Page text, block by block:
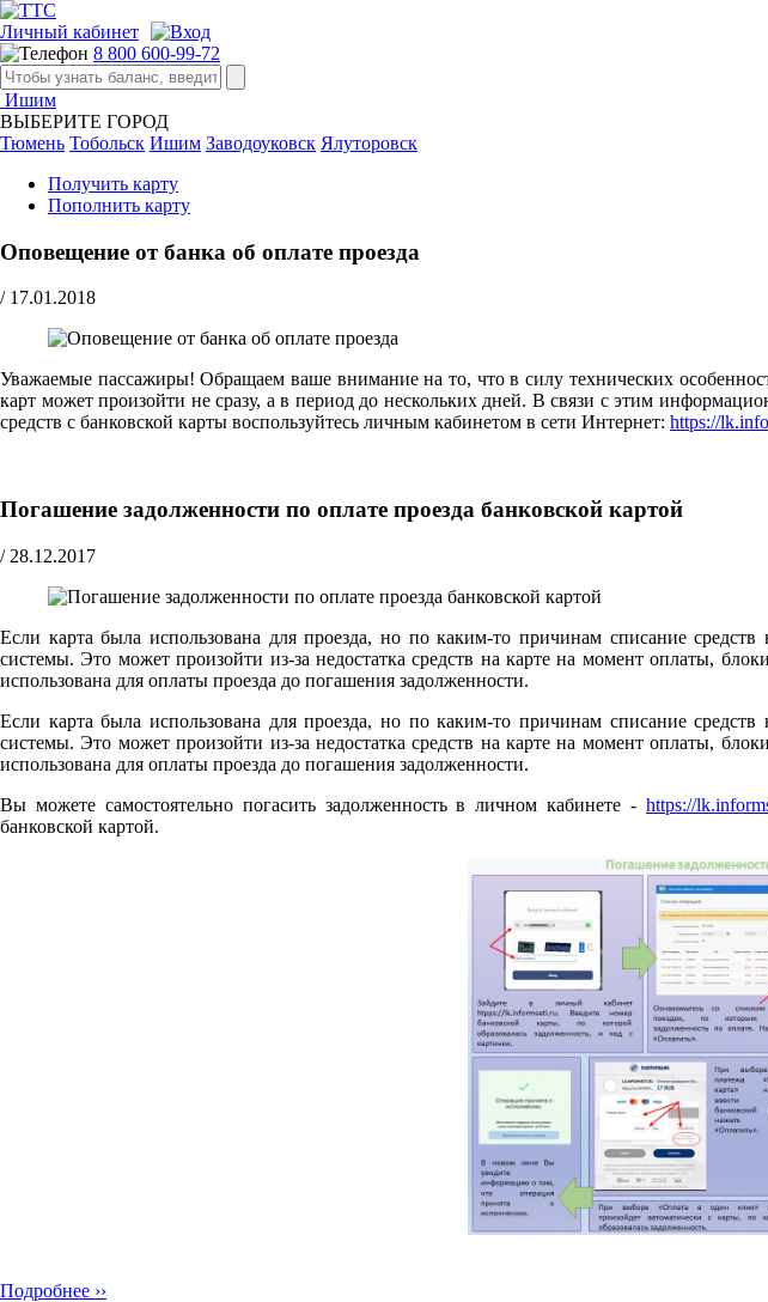
Личный кабинет
8 800 600-99-72
Ишим
ВЫБЕРИТЕ ГОРОД
Тюмень Тобольск Ишим Заводоуковск Ялуторовск
Получить карту
Пополнить карту
Оповещение от банка об оплате проезда
/ 17.01.2018
Уважаемые пассажиры! Обращаем ваше внимание на то, что в силу технических
карт может произойти не сразу, а в период до нескольких дней. В связи с этим
средств с банковской карты воспользуйтесь личным кабинетом в сети Интернет: https://
Погашение задолженности по оплате проезда банковской картой
/ 28.12.2017
Если карта была использована для проезда, но по каким-то причинам списание
системы. Это может произойти из-за недостатка средств на карте на момент оплаты,
использована для оплаты проезда до погашения задолженности.
Если карта была использована для проезда, но по каким-то причинам списание
системы. Это может произойти из-за недостатка средств на карте на момент оплаты,
использована для оплаты проезда до погашения задолженности.
Вы можете самостоятельно погасить задолженность в личном кабинете -https://
банковской картой.
Подробнее ››